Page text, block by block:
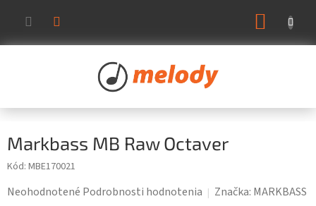
obsah
Markbass MB Raw Octaver
Kód: MBE170021
Priemerné
Neohodnotené Podrobnosti hodnotenia Značka: MARKBASS